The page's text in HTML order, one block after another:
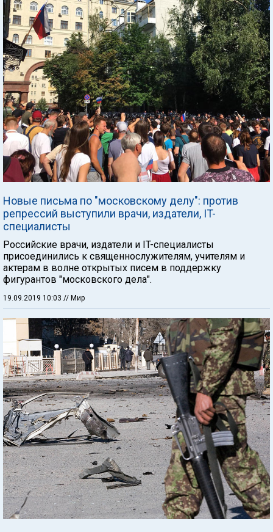
Новые письма по "московскому делу": против
репрессий выступили врачи, издатели, IT-
специалисты
Российские врачи, издатели и IT-специалисты
присоединились к священнослужителям, учителям и
актерам в волне открытых писем в поддержку
фигурантов "московского дела".
19.09.2019 10:03 // Мир